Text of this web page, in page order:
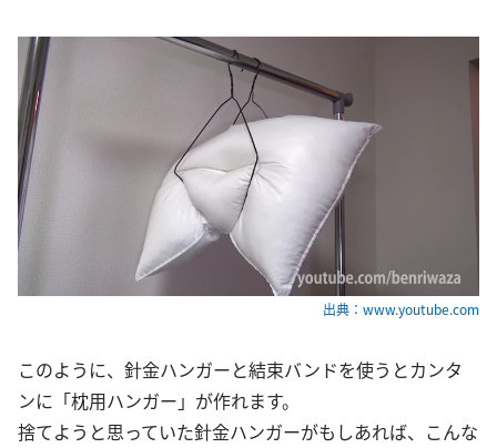
出典：www.youtube.com
このように、針金ハンガーと結束バンドを使うとカンタ
ンに「枕用ハンガー」が作れます。
捨てようと思っていた針金ハンガーがもしあれば、こんな